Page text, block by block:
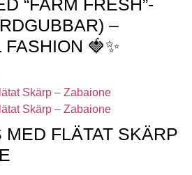
–
🍓✨
MED FLÄTAT SKÄRP